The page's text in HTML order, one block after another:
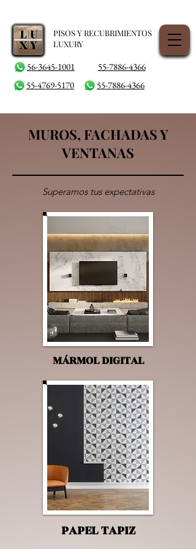
PISOS Y RECUBRIMIENTOS
LUXURY
56-3645-1001
55-7886-4366
55-4769-5170
55-7886-4366
MUROS, FACHADAS Y
VENTANAS
Superamos tus expectativas
MÁRMOL DIGITAL
PAPEL TAPIZ